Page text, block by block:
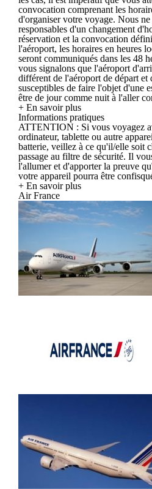
convocation comprenant les
d'organiser votre voyage. Nous
responsables d'un changement
réservation et la convocation
l'aéroport, les horaires en heures
seront communiqués dans les 48
vous signalons que l'aéroport
différent de l'aéroport de départ et
susceptibles de faire l'objet d'une
être de jour comme nuit à l'aller
+ En savoir plus
Informations pratiques
ATTENTION : Si vous voyagez
ordinateur, tablette ou autre
batterie, veillez à ce qu'il/elle soit
passage au filtre de sécurité. Il
l'allumer et d'apporter la preuve
votre appareil pourra être
+ En savoir plus
Air France